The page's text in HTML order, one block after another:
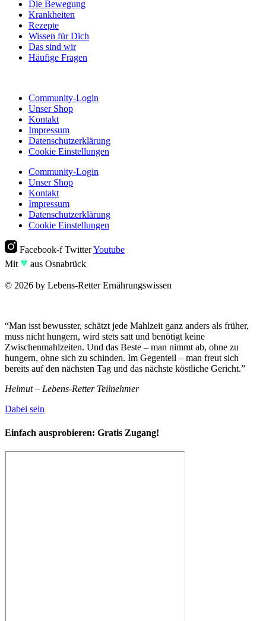
Die Bewegung
Krankheiten
Rezepte
Wissen für Dich
Das sind wir
Häufige Fragen
Community-Login
Unser Shop
Kontakt
Impressum
Datenschutzerklärung
Cookie Einstellungen
Community-Login
Unser Shop
Kontakt
Impressum
Datenschutzerklärung
Cookie Einstellungen
Facebook-f TwitterYoutube
Mit ♥︎ aus Osnabrück
© 2026 by Lebens-Retter Ernährungswissen
“Man isst bewusster, schätzt jede Mahlzeit ganz anders als früher,
muss nicht hungern, wird stets satt und benötigt keine
Zwischenmahlzeiten. Und das Beste – man nimmt ab, ohne zu
hungern, ohne sich zu schinden. Im Gegenteil – man freut sich
bereits auf den nächsten Tag und das nächste köstliche Gericht.”
Helmut – Lebens-Retter Teilnehmer
Dabei sein
Einfach ausprobieren: Gratis Zugang!